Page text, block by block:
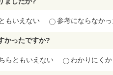
もいえない 参考にならなかっ
かったですか?
らともいえない わかりにくか